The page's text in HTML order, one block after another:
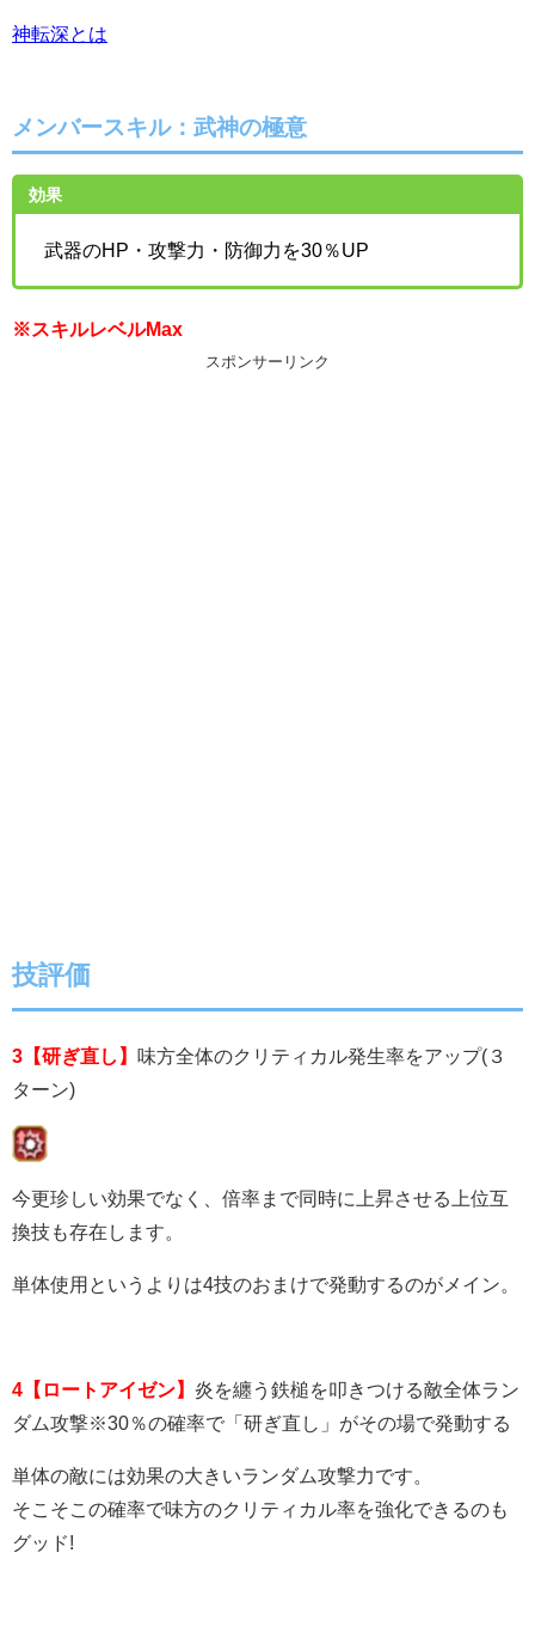
神転深とは
メンバースキル：武神の極意
効果
武器のHP・攻撃力・防御力を30％UP
※スキルレベルMax
スポンサーリンク
技評価
3【研ぎ直し】 味方全体のクリティカル発生率をアップ(３
ターン)
今更珍しい効果でなく、倍率まで同時に上昇させる上位互
換技も存在します。
単体使用というよりは4技のおまけで発動するのがメイン。
4【ロートアイゼン】 炎を纏う鉄槌を叩きつける敵全体ラン
ダム攻撃※30％の確率で「研ぎ直し」がその場で発動する
単体の敵には効果の大きいランダム攻撃力です。
そこそこの確率で味方のクリティカル率を強化できるのも
グッド!